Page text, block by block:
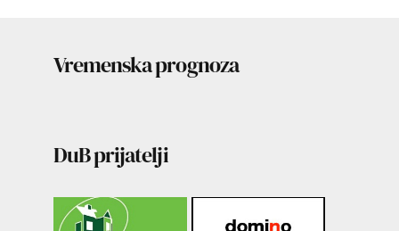
Vremenska prognoza
DuB prijatelji